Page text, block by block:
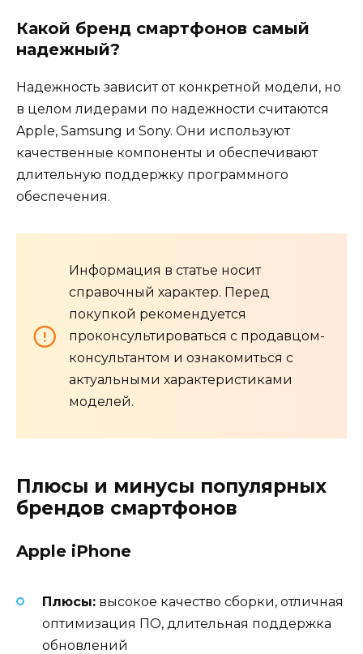
Какой бренд смартфонов самый
надежный?
Надежность зависит от конкретной модели, но
в целом лидерами по надежности считаются
Apple, Samsung и Sony. Они используют
качественные компоненты и обеспечивают
длительную поддержку программного
обеспечения.
Информация в статье носит
справочный характер. Перед
покупкой рекомендуется
проконсультироваться с продавцом-
консультантом и ознакомиться с
актуальными характеристиками
моделей.
Плюсы и минусы популярных
брендов смартфонов
Apple iPhone
Плюсы: высокое качество сборки, отличная
оптимизация ПО, длительная поддержка
обновлений